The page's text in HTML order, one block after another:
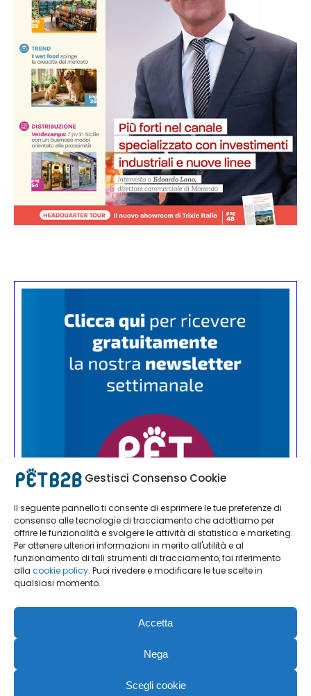
Gestisci Consenso Cookie
Il seguente pannello ti consente di esprimere le tue preferenze di
consenso alle tecnologie di tracciamento che adottiamo per
offrire le funzionalità e svolgere le attività di statistica e marketing.
Per ottenere ulteriori informazioni in merito all'utilità e al
funzionamento di tali strumenti di tracciamento, fai riferimento
alla cookie policy. Puoi rivedere e modificare le tue scelte in
qualsiasi momento.
Accetta
Nega
Scegli cookie